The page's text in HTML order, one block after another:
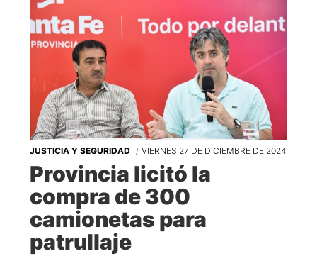
JUSTICIA Y SEGURIDAD VIERNES 27 DE DICIEMBRE DE 2024
Provincia licitó la
compra de 300
camionetas para
patrullaje